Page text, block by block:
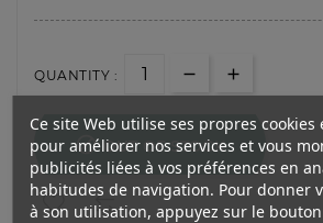
QUANTITY :
 OUT OF STOCK
Ce site Web utilise ses propres cookies
pour améliorer nos services et vous
publicités liées à vos préférences en
habitudes de navigation. Pour donner
à son utilisation, appuyez sur le bouton